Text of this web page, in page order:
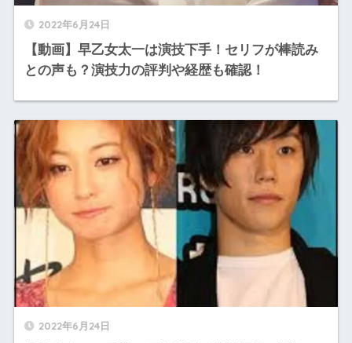
2022年6月24日
【動画】早乙女太一は演技下手！セリフが棒読み
との声も？演技力の評判や経歴も確認！
2022年6月24日